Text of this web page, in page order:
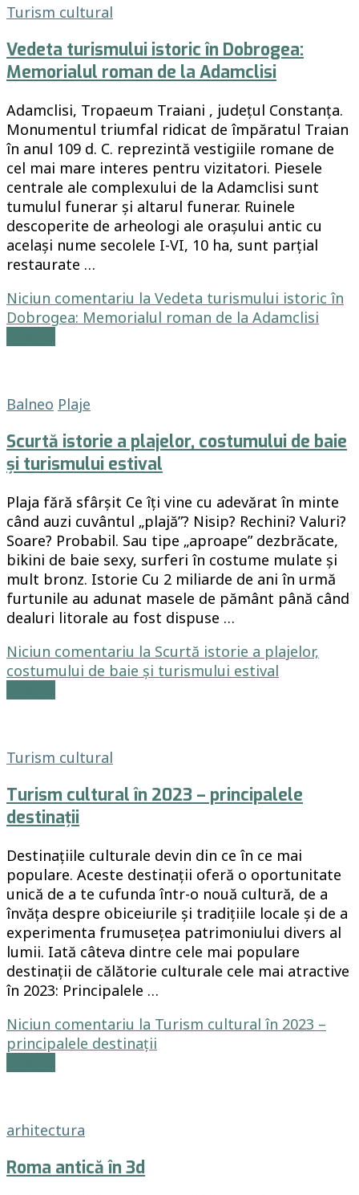
Turism cultural
Vedeta turismului istoric în Dobrogea:
Memorialul roman de la Adamclisi
Adamclisi, Tropaeum Traiani , județul Constanța.
Monumentul triumfal ridicat de împăratul Traian
în anul 109 d. C. reprezintă vestigiile romane de
cel mai mare interes pentru vizitatori. Piesele
centrale ale complexului de la Adamclisi sunt
tumulul funerar și altarul funerar. Ruinele
descoperite de arheologi ale orașului antic cu
același nume secolele I-VI, 10 ha, sunt parțial
restaurate …
Niciun comentariu la Vedeta turismului istoric în
Dobrogea: Memorialul roman de la Adamclisi
Balneo Plaje
Scurtă istorie a plajelor, costumului de baie
și turismului estival
Plaja fără sfârșit Ce îți vine cu adevărat în minte
când auzi cuvântul „plajă”? Nisip? Rechini? Valuri?
Soare? Probabil. Sau tipe „aproape” dezbrăcate,
bikini de baie sexy, surferi în costume mulate și
mult bronz. Istorie Cu 2 miliarde de ani în urmă
furtunile au adunat masele de pământ până când
dealuri litorale au fost dispuse …
Niciun comentariu la Scurtă istorie a plajelor,
costumului de baie și turismului estival
Turism cultural
Turism cultural în 2023 – principalele
destinații
Destinațiile culturale devin din ce în ce mai
populare. Aceste destinații oferă o oportunitate
unică de a te cufunda într-o nouă cultură, de a
învăța despre obiceiurile și tradițiile locale și de a
experimenta frumusețea patrimoniului divers al
lumii. Iată câteva dintre cele mai populare
destinații de călătorie culturale cele mai atractive
în 2023: Principalele …
Niciun comentariu la Turism cultural în 2023 –
principalele destinații
arhitectura
Roma antică în 3d